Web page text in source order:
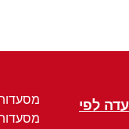
לפי